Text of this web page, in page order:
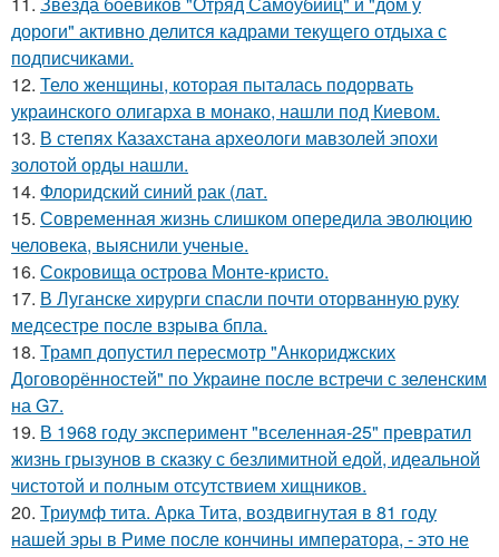
дороги" активно делится кадрами текущего отдыха с
подписчиками.
12. Тело женщины, которая пыталась подорвать
украинского олигарха в монако, нашли под Киевом.
13. В степях Казахстана археологи мавзолей эпохи
золотой орды нашли.
14. Флоридский синий рак (лат.
15. Современная жизнь слишком опередила эволюцию
человека, выяснили ученые.
16. Сокровища острова Монте-кристо.
17. В Луганске хирурги спасли почти оторванную руку
медсестре после взрыва бпла.
18. Трамп допустил пересмотр "Анкориджских
Договорённостей" по Украине после встречи с зеленским
на G7.
19. В 1968 году эксперимент "вселенная-25" превратил
жизнь грызунов в сказку с безлимитной едой, идеальной
чистотой и полным отсутствием хищников.
20. Триумф тита. Арка Тита, воздвигнутая в 81 году
нашей эры в Риме после кончины императора, - это не